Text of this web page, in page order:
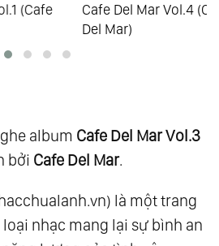
Cafe Del Mar Vol.4 (Cafe
Del Mar)
album Cafe Del Mar Vol.3
bởi Cafe Del Mar.
là một trang
nhạc mang lại sự bình an